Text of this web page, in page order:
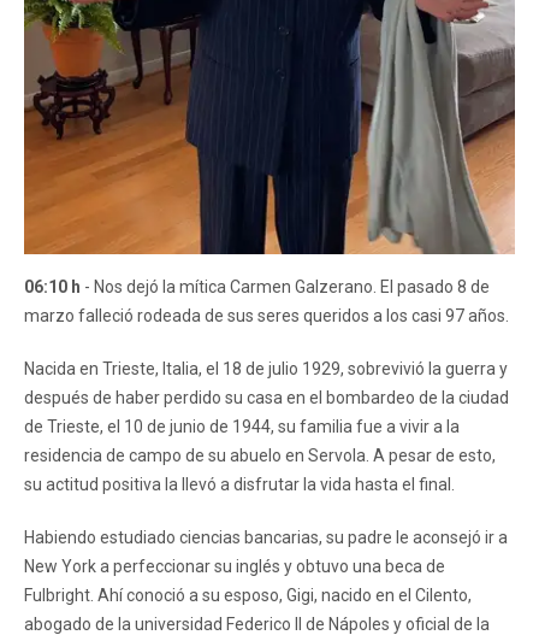
06:10 h - Nos dejó la mítica Carmen Galzerano. El pasado 8 de
marzo falleció rodeada de sus seres queridos a los casi 97 años.
Nacida en Trieste, Italia, el 18 de julio 1929, sobrevivió la guerra y
después de haber perdido su casa en el bombardeo de la ciudad
de Trieste, el 10 de junio de 1944, su familia fue a vivir a la
residencia de campo de su abuelo en Servola. A pesar de esto,
su actitud positiva la llevó a disfrutar la vida hasta el final.
Habiendo estudiado ciencias bancarias, su padre le aconsejó ir a
New York a perfeccionar su inglés y obtuvo una beca de
Fulbright. Ahí conoció a su esposo, Gigi, nacido en el Cilento,
abogado de la universidad Federico II de Nápoles y oficial de la